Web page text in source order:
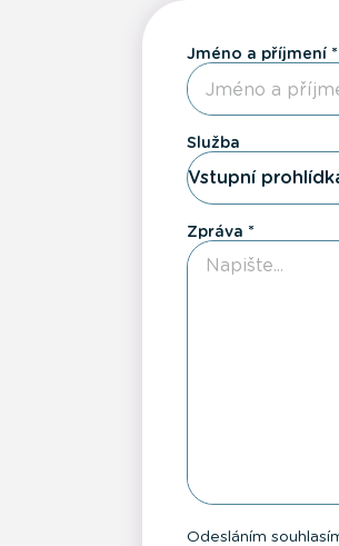
Jméno a příjmení
Služba
Vstupní
Zpráva
Odesláním